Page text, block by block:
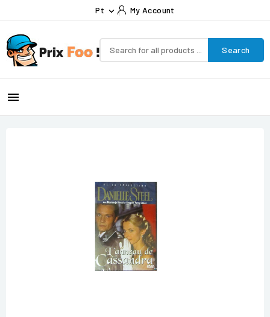
Pt  My Account
Search
